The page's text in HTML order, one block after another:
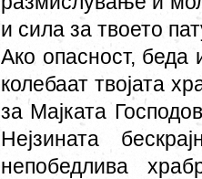
и сила за твоето
Ако опасност, беда
колебаат твојата
за Мајката
Нејзината
непобедлива